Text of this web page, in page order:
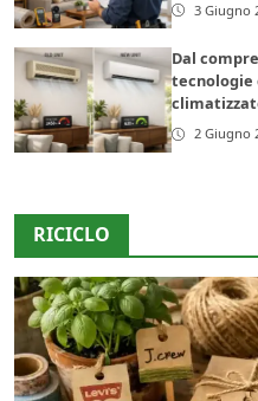
3 Giugno
Dal
tecnologie
2 Giugno
RICICLO